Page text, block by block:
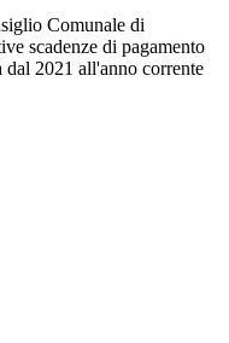
Comunale di
scadenze di pagamento
2021 all'anno corrente